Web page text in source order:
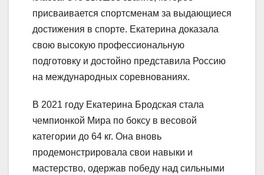
присваивается спортсменам за выдающиеся
достижения в спорте. Екатерина доказала
свою высокую профессиональную
подготовку и достойно представила Россию
на международных соревнованиях.
В 2021 году Екатерина Бродская стала
чемпионкой Мира по боксу в весовой
категории до 64 кг. Она вновь
продемонстрировала свои навыки и
мастерство, одержав победу над сильными